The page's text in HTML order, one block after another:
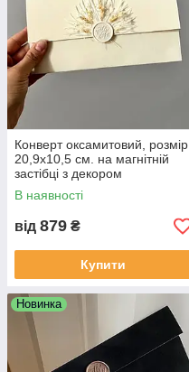
Конверт оксамитовий, розмір
20,9х10,5 см. на магнітній
застібці з декором
В наявності
від 879 ₴
Купити
Новинка